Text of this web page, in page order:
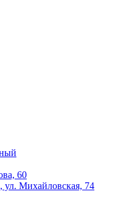
60
ул. Михайловская, 74